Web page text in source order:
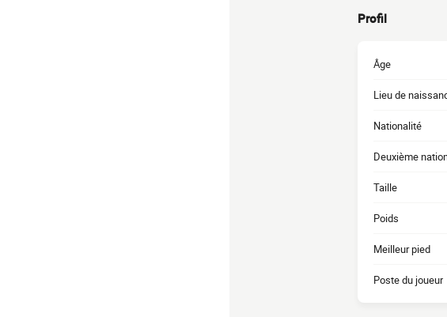
Profil
Âge
Lieu de
Nationalité
Deuxième
Taille
Poids
Meilleur pied
Poste du joueur